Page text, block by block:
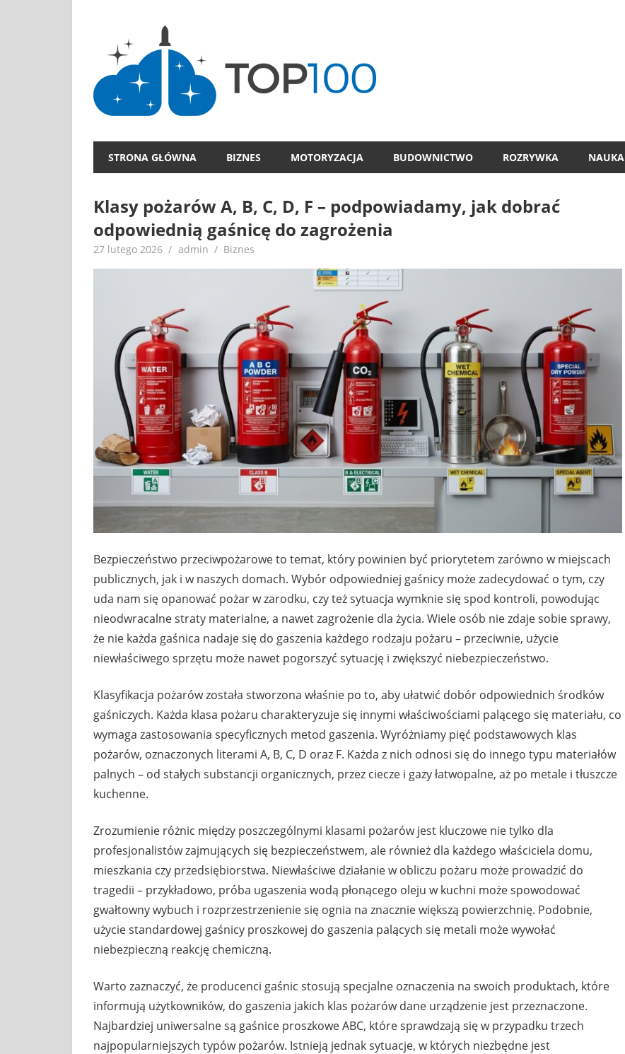
STRONA GŁÓWNA BIZNES MOTORYZACJA BUDOWNICTWO ROZRYWKA NAUKA
Klasy pożarów A, B, C, D, F – podpowiadamy, jak dobrać
odpowiednią gaśnicę do zagrożenia
27 lutego 2026 admin Biznes
Bezpieczeństwo przeciwpożarowe to temat, który powinien być priorytetem zarówno w miejscach
publicznych, jak i w naszych domach. Wybór odpowiedniej gaśnicy może zadecydować o tym, czy
uda nam się opanować pożar w zarodku, czy też sytuacja wymknie się spod kontroli, powodując
nieodwracalne straty materialne, a nawet zagrożenie dla życia. Wiele osób nie zdaje sobie sprawy,
że nie każda gaśnica nadaje się do gaszenia każdego rodzaju pożaru – przeciwnie, użycie
niewłaściwego sprzętu może nawet pogorszyć sytuację i zwiększyć niebezpieczeństwo.
Klasyfikacja pożarów została stworzona właśnie po to, aby ułatwić dobór odpowiednich środków
gaśniczych. Każda klasa pożaru charakteryzuje się innymi właściwościami palącego się materiału, co
wymaga zastosowania specyficznych metod gaszenia. Wyróżniamy pięć podstawowych klas
pożarów, oznaczonych literami A, B, C, D oraz F. Każda z nich odnosi się do innego typu materiałów
palnych – od stałych substancji organicznych, przez ciecze i gazy łatwopalne, aż po metale i tłuszcze
kuchenne.
Zrozumienie różnic między poszczególnymi klasami pożarów jest kluczowe nie tylko dla
profesjonalistów zajmujących się bezpieczeństwem, ale również dla każdego właściciela domu,
mieszkania czy przedsiębiorstwa. Niewłaściwe działanie w obliczu pożaru może prowadzić do
tragedii – przykładowo, próba ugaszenia wodą płonącego oleju w kuchni może spowodować
gwałtowny wybuch i rozprzestrzenienie się ognia na znacznie większą powierzchnię. Podobnie,
użycie standardowej gaśnicy proszkowej do gaszenia palących się metali może wywołać
niebezpieczną reakcję chemiczną.
Warto zaznaczyć, że producenci gaśnic stosują specjalne oznaczenia na swoich produktach, które
informują użytkowników, do gaszenia jakich klas pożarów dane urządzenie jest przeznaczone.
Najbardziej uniwersalne są gaśnice proszkowe ABC, które sprawdzają się w przypadku trzech
najpopularniejszych typów pożarów. Istnieją jednak sytuacje, w których niezbędne jest